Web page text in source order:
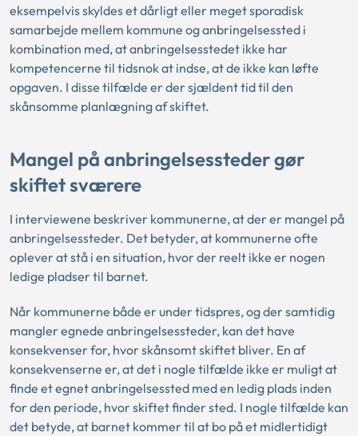
eksempelvis skyldes et dårligt eller meget sporadisk
samarbejde mellem kommune og anbringelsessted i
kombination med, at anbringelsesstedet ikke har
kompetencerne til tidsnok at indse, at de ikke kan løfte
opgaven. I disse tilfælde er der sjældent tid til den
skånsomme planlægning af skiftet.
Mangel på anbringelsessteder gør
skiftet sværere
I interviewene beskriver kommunerne, at der er mangel på
anbringelsessteder. Det betyder, at kommunerne ofte
oplever at stå i en situation, hvor der reelt ikke er nogen
ledige pladser til barnet.
Når kommunerne både er under tidspres, og der samtidig
mangler egnede anbringelsessteder, kan det have
konsekvenser for, hvor skånsomt skiftet bliver. En af
konsekvenserne er, at det i nogle tilfælde ikke er muligt at
finde et egnet anbringelsessted med en ledig plads inden
for den periode, hvor skiftet finder sted. I nogle tilfælde kan
det betyde, at barnet kommer til at bo på et midlertidigt